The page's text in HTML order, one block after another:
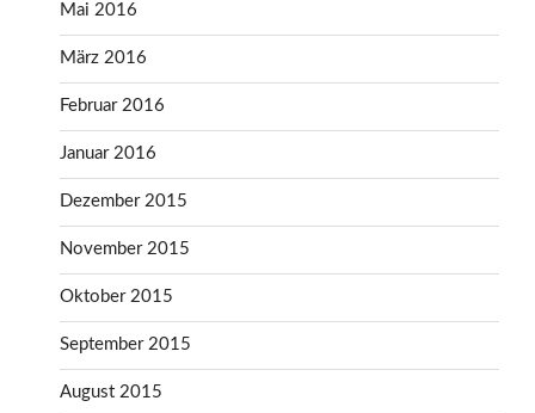
Mai 2016
März 2016
Februar 2016
Januar 2016
Dezember 2015
November 2015
Oktober 2015
September 2015
August 2015